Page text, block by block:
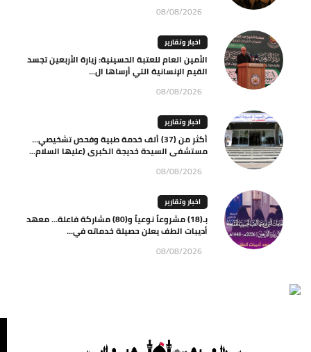
08/08/2026
اخبار وتقارير
الأمين العام للعتبة الحسينية: زيارة الأربعين تجسد
القيم الإنسانية التي أرساها ال...
08/08/2026
اخبار وتقارير
أكثر من (37) ألف خدمة طبية وفحص تشخيصي…
مستشفى السيدة خديجة الكبرى (عليها السلام...
08/08/2026
اخبار وتقارير
بـ(18) مشروعاً نوعياً و(80) مشاركة فاعلة… معهد
أديبات الطف يعلن حصيلة خدماته في...
08/08/2026